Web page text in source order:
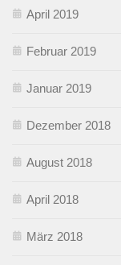
April 2019
Februar 2019
Januar 2019
Dezember 2018
August 2018
April 2018
März 2018